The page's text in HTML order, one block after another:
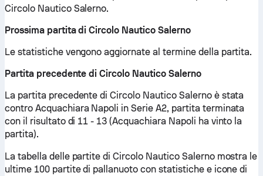
Circolo Nautico Salerno.
Prossima partita di Circolo Nautico Salerno
Le statistiche vengono aggiornate al termine della partita.
Partita precedente di Circolo Nautico Salerno
La partita precedente di Circolo Nautico Salerno è stata
contro Acquachiara Napoli in Serie A2, partita terminata
con il risultato di 11 - 13 (Acquachiara Napoli ha vinto la
partita).
La tabella delle partite di Circolo Nautico Salerno mostra le
ultime 100 partite di pallanuoto con statistiche e icone di